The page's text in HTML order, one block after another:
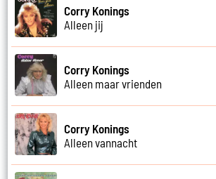
Corry Konings
Alleen jij
Corry Konings
Alleen maar vrienden
Corry Konings
Alleen vannacht